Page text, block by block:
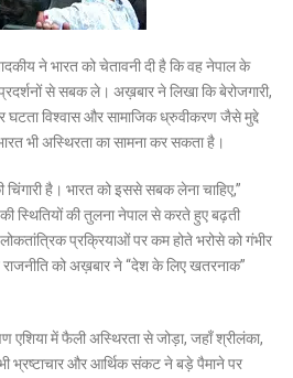
ने भारत को चेतावनी दी है कि वह नेपाल के
से सबक ले। अख़बार ने लिखा कि बेरोजगारी,
विश्वास और सामाजिक ध्रुवीकरण जैसे मुद्दे
भी अस्थिरता का सामना कर सकता है।
है। भारत को इससे सबक लेना चाहिए,”
स्थितियों की तुलना नेपाल से करते हुए बढ़ती
लोकतांत्रिक प्रक्रियाओं पर कम होते भरोसे को गंभीर
को अख़बार ने “देश के लिए खतरनाक”
एशिया में फैली अस्थिरता से जोड़ा, जहाँ श्रीलंका,
भी भ्रष्टाचार और आर्थिक संकट ने बड़े पैमाने पर